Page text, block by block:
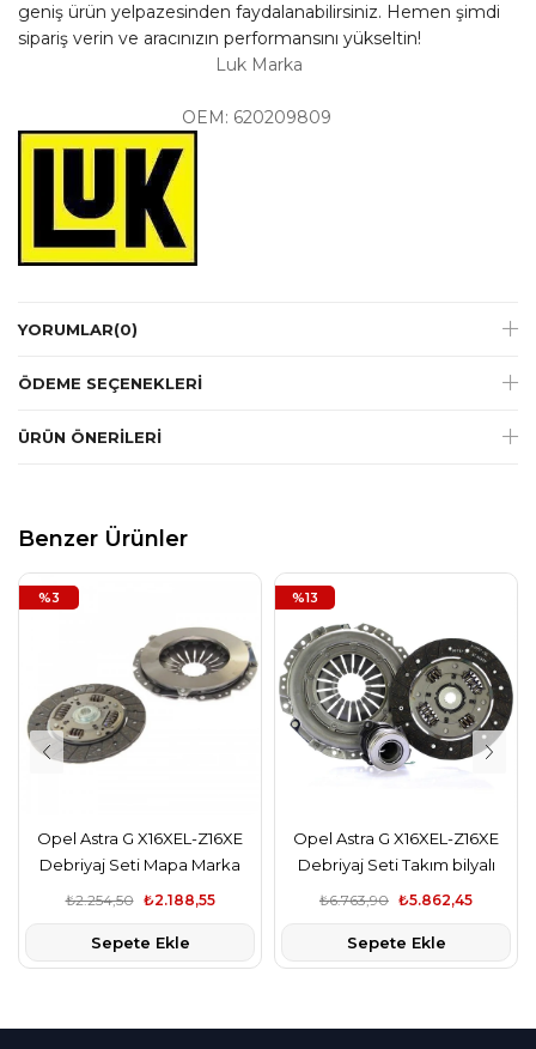
geniş ürün yelpazesinden faydalanabilirsiniz. Hemen şimdi
sipariş verin ve aracınızın performansını yükseltin!
Luk Marka
OEM: 620209809
YORUMLAR(0)
ÖDEME SEÇENEKLERI
ÜRÜN ÖNERILERI
Benzer Ürünler
Opel Astra G X16XEL-Z16XE
Debriyaj Seti Mapa Marka
₺2.188,55
₺2.254,50
Sepete Ekle
%3
Opel Astra G X16XEL-Z16XE
Debriyaj Seti Takım bilyalı
Seti Luk Marka
₺5.862,45
₺6.763,90
Sepete Ekle
%13